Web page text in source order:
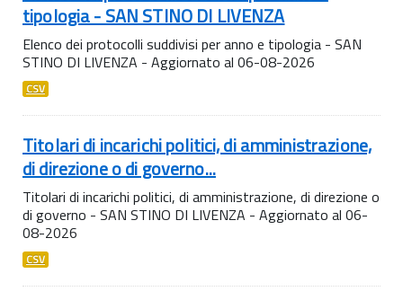
tipologia - SAN STINO DI LIVENZA
Elenco dei protocolli suddivisi per anno e tipologia - SAN
STINO DI LIVENZA - Aggiornato al 06-08-2026
CSV
Titolari di incarichi politici, di amministrazione,
di direzione o di governo...
Titolari di incarichi politici, di amministrazione, di direzione o
di governo - SAN STINO DI LIVENZA - Aggiornato al 06-
08-2026
CSV